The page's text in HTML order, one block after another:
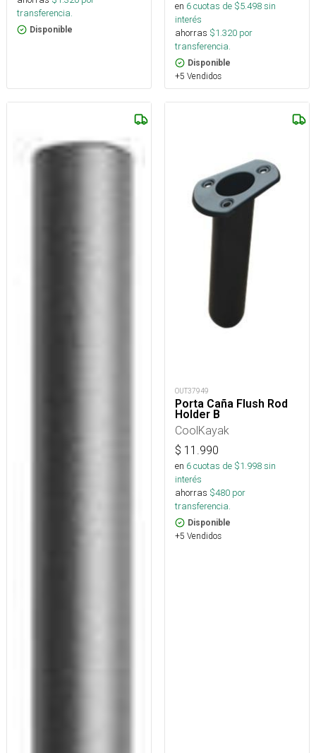
transferencia.
Disponible
en 6cuotas de $5.498sin
interés
ahorras $1.320 por
transferencia.
Disponible
+5 Vendidos
OUT37949
Porta Caña Flush Rod
Holder B
CoolKayak
$ 11.990
en 6cuotas de $1.998sin
interés
ahorras $480 por
transferencia.
Disponible
+5 Vendidos